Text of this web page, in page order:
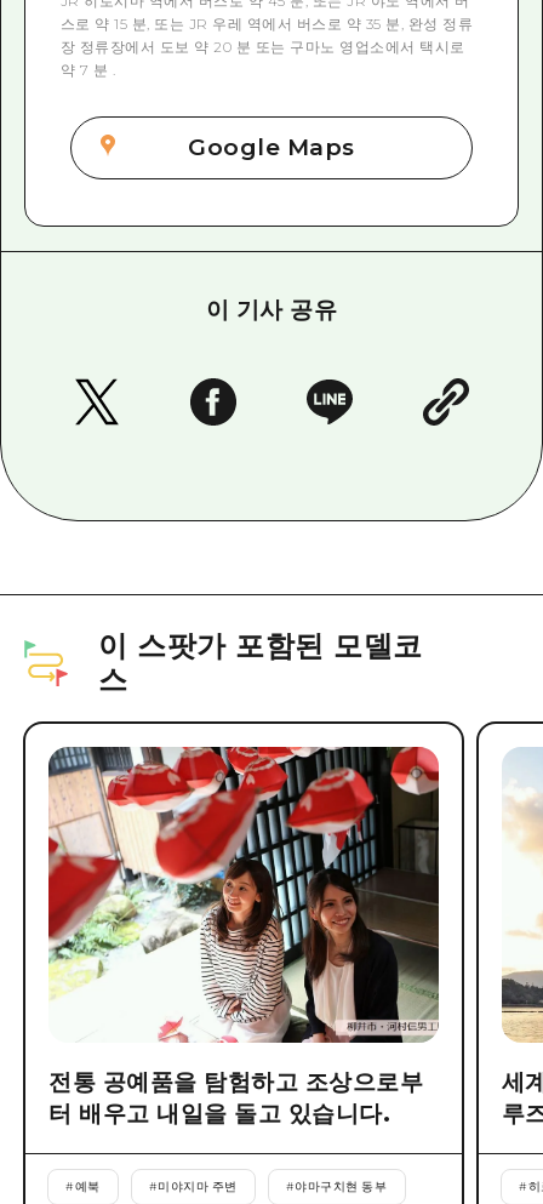
스로 약 15 분, 또는 JR 우레 역에서 버스로 약 35 분, 완성 정류
장 정류장에서 도보 약 20 분 또는 구마노 영업소에서 택시로
약 7 분 .
Google Maps
이 기사 공유
이 스팟가 포함된 모델코
스
전통 공예품을 탐험하고 조상으로부
터 배우고 내일을 돌고 있습니다.
#예북 #미야지마 주변 #야마구치현 동부
세
루
#히